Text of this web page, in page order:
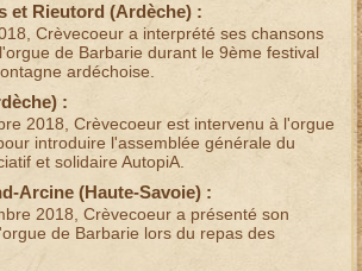
et Rieutord (Ardèche) :
Crèvecoeur a interprété ses chansons
de Barbarie durant le 9ème festival
ardéchoise.
) :
2018, Crèvecoeur est intervenu à l'orgue
introduire l'assemblée générale du
et solidaire AutopiA.
Arcine (Haute-Savoie) :
2018, Crèvecoeur a présenté son
de Barbarie lors du repas des